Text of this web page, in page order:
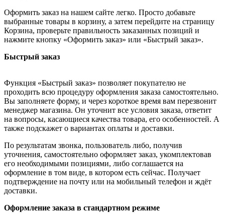
Оформить заказ на нашем сайте легко. Просто добавьте
выбранные товары в корзину, а затем перейдите на страницу
Корзина, проверьте правильность заказанных позиций и
нажмите кнопку «Оформить заказ» или «Быстрый заказ».
Быстрый заказ
Функция «Быстрый заказ» позволяет покупателю не
проходить всю процедуру оформления заказа самостоятельно.
Вы заполняете форму, и через короткое время вам перезвонит
менеджер магазина. Он уточнит все условия заказа, ответит
на вопросы, касающиеся качества товара, его особенностей. А
также подскажет о вариантах оплаты и доставки.
По результатам звонка, пользователь либо, получив
уточнения, самостоятельно оформляет заказ, укомплектовав
его необходимыми позициями, либо соглашается на
оформление в том виде, в котором есть сейчас. Получает
подтверждение на почту или на мобильный телефон и ждёт
доставки.
Оформление заказа в стандартном режиме